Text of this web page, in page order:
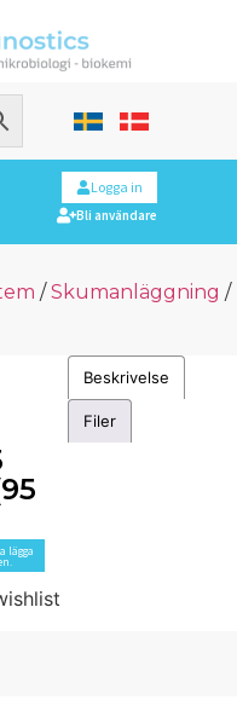
Logga in
Bli användare
/ Skumanläggning /
lägga
Beskrivelse
Filer